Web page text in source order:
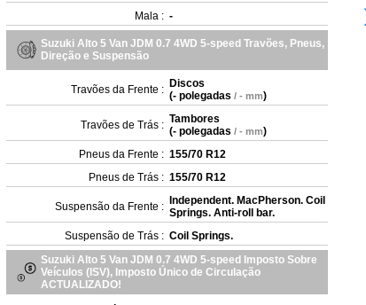
Mala : -
Suzuki Alto 5 Van JDM 0.7 4WD 5-speed Travões, Pneus,
Direção e Suspensão
Travões da Frente : Discos
(- polegadas / - mm)
Travões de Trás : Tambores
(- polegadas / - mm)
Pneus da Frente : 155/70 R12
Pneus de Trás : 155/70 R12
Suspensão da Frente : Independent. MacPherson. Coil
Springs. Anti-roll bar.
Suspensão de Trás : Coil Springs.
Suzuki Alto 5 Van JDM 0.7 4WD 5-speed Imposto Sobre
Veículos (ISV), Imposto Único de Circulação
ACTUALIZADO!